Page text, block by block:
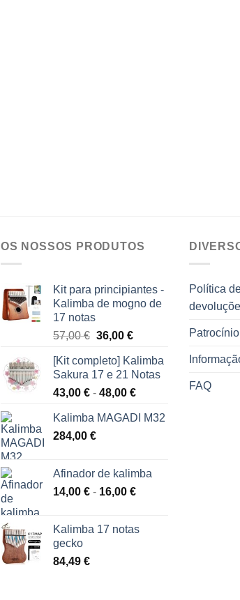
OS NOSSOS PRODUTOS
Kit para principiantes -
Kalimba de mogno de
17 notas
57,00€ O
original
era:
57,00 €.
36,00 €O
atual
é:
36,00 €.
[Kit completo] Kalimba
Sakura 17 e 21 Notas
43,00 € - 48,00 €Gama
preços:
Kalimba MAGADI M32
284,00 €
Afinador de kalimba
14,00 € - 16,00 €Gama
14,00 €
Kalimba 17 notas
gecko
84,49 €
Política
FAQ